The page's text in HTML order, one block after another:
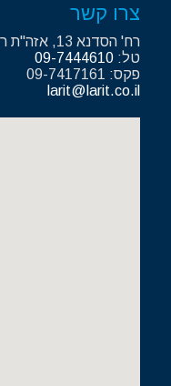
צרו קשר
רח' הסדנא 13, אזה"ת רעננה
טל: 09-7444610
פקס: 09-7417161
larit@larit.co.il